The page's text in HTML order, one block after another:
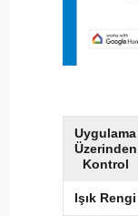
Uygulama
Üzerinden
Kontrol
Işık Rengi